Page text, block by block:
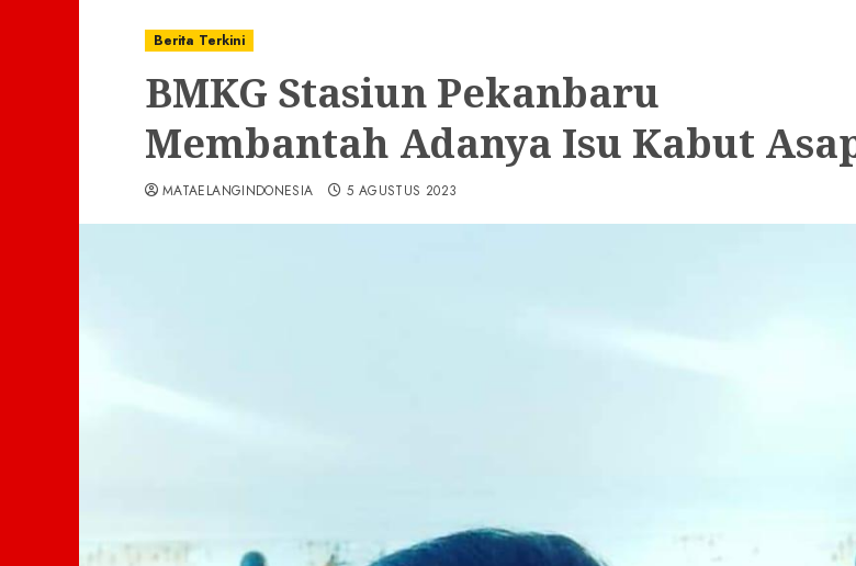
Berita Terkini
BMKG Stasiun Pekanbaru
Membantah Adanya Isu Kabut
MATAELANGINDONESIA 5 AGUSTUS 2023